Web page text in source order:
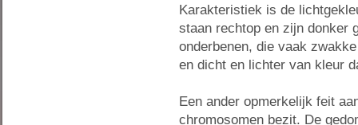
Karakteristiek is de
staan rechtop en zijn donker
onderbenen, die vaak
en dicht en lichter van kleur
Een ander opmerkelijk feit
chromosomen bezit. De